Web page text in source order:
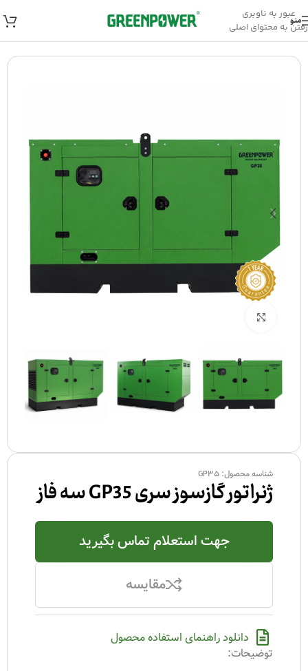
عبور به ناوبری
رفتن به محتوای اصلی
منو
خانه ژنراتور /ژنراتور گازسوز
شناسه محصول: GP35
ژنراتور گازسوز سری GP35 سه فاز
جهت استعلام تماس بگیرید
مقایسه
دانلود راهنمای استفاده محصول
توضیحات: